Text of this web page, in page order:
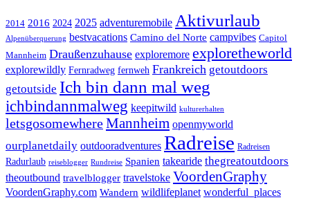
2014 2016 2024 2025 adventuremobile Aktivurlaub
Alpenüberquerung bestvacations Camino del Norte campvibes Capitol
Mannheim Draußenzuhause exploremore exploretheworld
explorewildly Fernradweg fernweh Frankreich getoutdoors
getoutside Ich bin dann mal weg
ichbindannmalweg keepitwild kulturerhalten
letsgosomewhereMannheim openmyworld
ourplanetdaily outdooradventures Radreise Radreisen
Radurlaub reiseblogger Rundreise Spanien takearide thegreatoutdoors
theoutbound travelblogger travelstoke VoordenGraphy
VoordenGraphy.com Wandern wildlifeplanet wonderful_places